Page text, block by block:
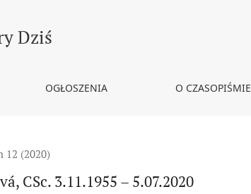
Dziś
OGŁOSZENIA O CZASOPIŚMIE
12 (2020)
CSc. 3.11.1955 – 5.07.2020